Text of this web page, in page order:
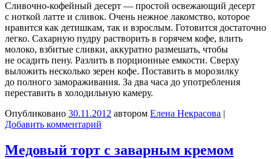
Сливочно-кофейный десерт — простой освежающий десерт
с ноткой латте и сливок. Очень нежное лакомство, которое
нравится как детишкам, так и взрослым. Готовится достаточно
легко. Сахарную пудру растворить в горячем кофе, влить
молоко, взбитые сливки, аккуратно размешать, чтобы
не осадить пену. Разлить в порционные емкости. Сверху
выложить несколько зерен кофе. Поставить в морозилку
до полного замораживания. За два часа до употребления
переставить в холодильную камеру.
Опубликовано 30.11.2012 автором Елена Некрасова |
Добавить комментарий
Медовый торт с заварным кремом